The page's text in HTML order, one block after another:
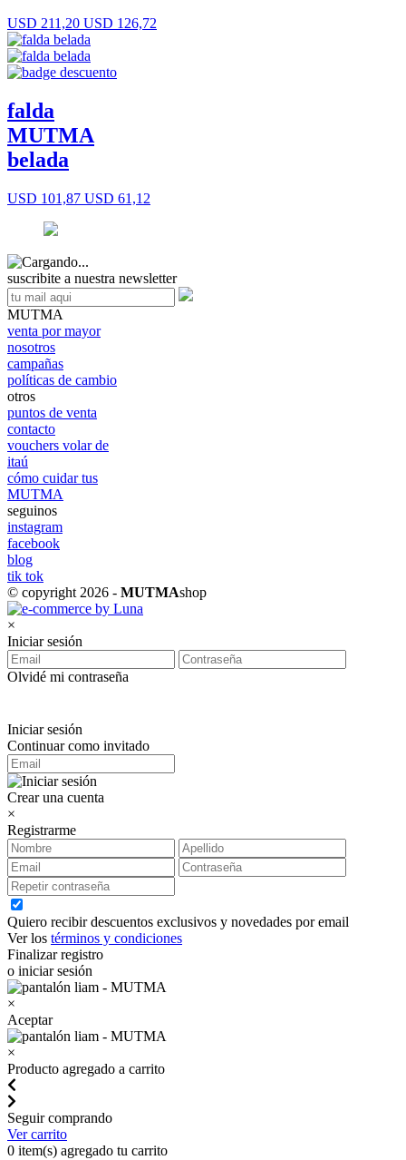
USD 211,20 USD 126,72
falda
MUTMA
belada
USD 101,87 USD 61,12
suscribite a nuestra newsletter
MUTMA
venta por mayor
nosotros
campañas
políticas de cambio
otros
puntos de venta
contacto
vouchers volar de
itaú
cómo cuidar tus
MUTMA
seguinos
instagram
facebook
blog
tik tok
© copyright 2026 - MUTMAshop
×
Iniciar sesión
Olvidé mi contraseña
Iniciar sesión
Continuar como invitado
Crear una cuenta
×
Registrarme
Quiero recibir descuentos exclusivos y novedades por email
Ver los términos y condiciones
Finalizar registro
o iniciar sesión
×
Aceptar
×
Producto agregado a carrito
Seguir comprando
Ver carrito
0 item(s) agregado tu carrito